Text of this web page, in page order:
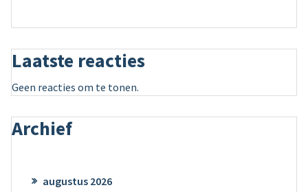
Laatste reacties
Geen reacties om te tonen.
Archief
augustus 2026